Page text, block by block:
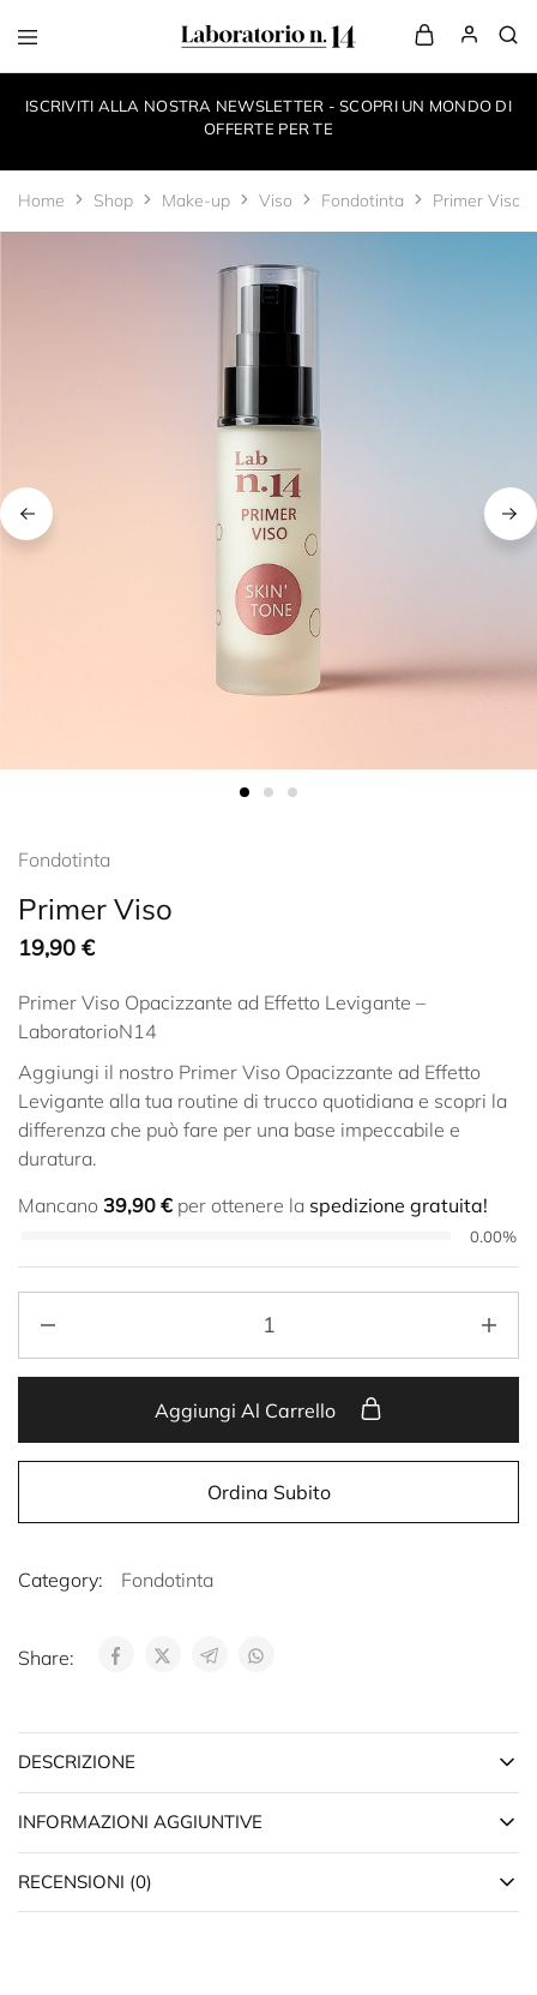
LaboratorioN14
your
make-
ISCRIVITI ALLA NOSTRA NEWSLETTER - SCOPRI UN MONDO DI
OFFERTE PER TE
Home Shop Make-up Viso Fondotinta Primer Viso
Fondotinta
Primer Viso
19,90 €
Primer Viso Opacizzante ad Effetto Levigante –
LaboratorioN14
Aggiungi il nostro Primer Viso Opacizzante ad Effetto
Levigante alla tua routine di trucco quotidiana e scopri la
differenza che può fare per una base impeccabile e
duratura.
Mancano 39,90 € per ottenere la spedizione gratuita!
0.00%
Aggiungi Al Carrello
Ordina Subito
Category: Fondotinta
Share:
DESCRIZIONE
INFORMAZIONI AGGIUNTIVE
RECENSIONI (0)